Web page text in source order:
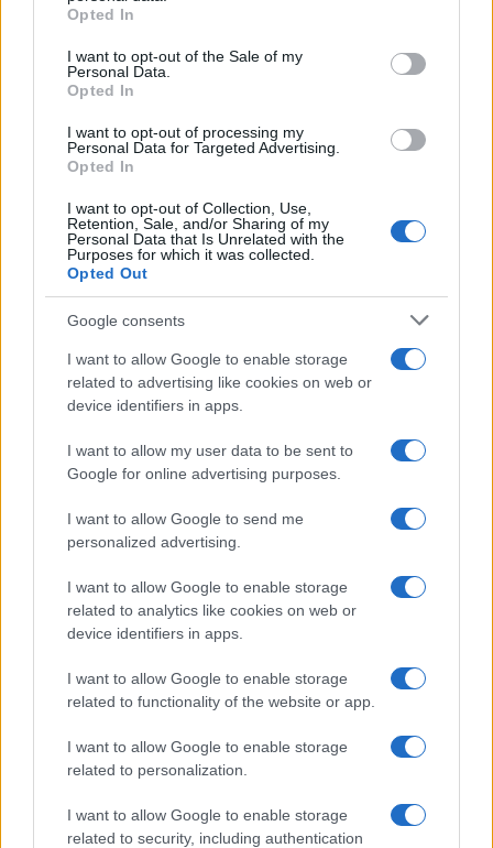
use your data for below specified purposes in below Google
consent section.
Opted In
I want to opt-out of the Sale of my
Personal Data.
Opted In
I want to opt-out of processing my
Personal Data for Targeted Advertising.
Opted In
I want to opt-out of Collection, Use,
Retention, Sale, and/or Sharing of my
Personal Data that Is Unrelated with the
Purposes for which it was collected.
Opted Out
Google consents
I want to allow Google to enable storage
related to advertising like cookies on web or
device identifiers in apps.
I want to allow my user data to be sent to
Google for online advertising purposes.
I want to allow Google to send me
personalized advertising.
I want to allow Google to enable storage
related to analytics like cookies on web or
device identifiers in apps.
I want to allow Google to enable storage
related to functionality of the website or app.
I want to allow Google to enable storage
related to personalization.
I want to allow Google to enable storage
related to security, including authentication
Novità bollette luce: prezzi zonali, bonus e incentivi
per il 2026
SERVIZI PER LE AZIENDE
Sharing mobility a Roma: le sanzioni per le pratiche
Edoardo Marchesi · 6 Ago 2026
SERVIZI PER LE AZIENDE